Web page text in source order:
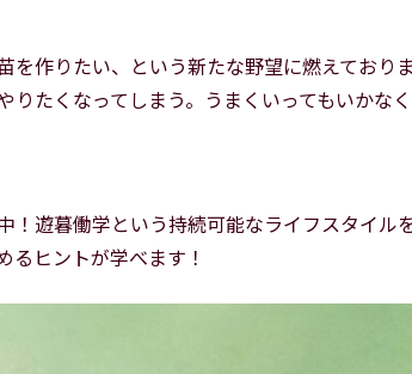
を作りたい、という新たな野望に燃えており
りたくなってしまう。うまくいってもいかな
！遊暮働学という持続可能なライフスタイル
るヒントが学べます！